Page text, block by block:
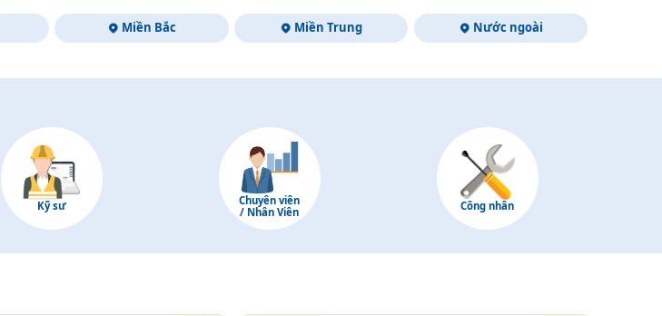
Miền Bắc Miền Trung Nước ngoài
Kỹ sư
Chuyên viên
/ Nhân Viên
Công nhân